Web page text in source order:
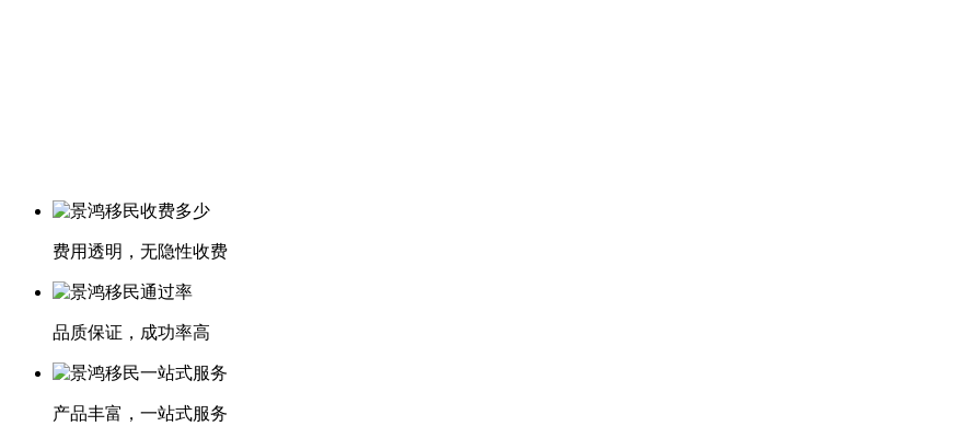
费用透明，无隐性收费
品质保证，成功率高
产品丰富，一站式服务